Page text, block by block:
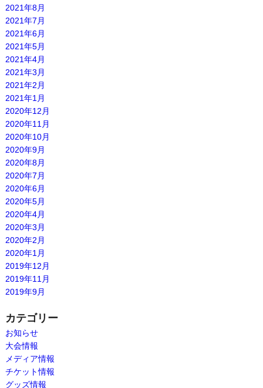
2021年8月
2021年7月
2021年6月
2021年5月
2021年4月
2021年3月
2021年2月
2021年1月
2020年12月
2020年11月
2020年10月
2020年9月
2020年8月
2020年7月
2020年6月
2020年5月
2020年4月
2020年3月
2020年2月
2020年1月
2019年12月
2019年11月
2019年9月
カテゴリー
お知らせ
大会情報
メディア情報
チケット情報
グッズ情報